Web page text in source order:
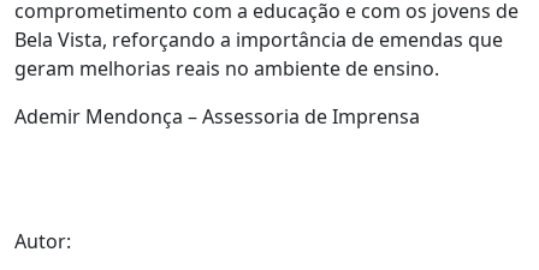
comprometimento com a educação e com os jovens de
Bela Vista, reforçando a importância de emendas que
geram melhorias reais no ambiente de ensino.
Ademir Mendonça – Assessoria de Imprensa
Autor: